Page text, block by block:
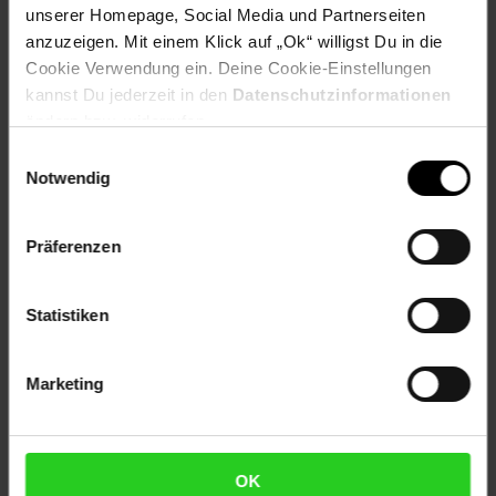
unserer Homepage, Social Media und Partnerseiten
anzuzeigen. Mit einem Klick auf „Ok“ willigst Du in die
Cookie Verwendung ein. Deine Cookie-Einstellungen
kannst Du jederzeit in den Datenschutzinformationen
Notwendig
Präferenzen
Statistiken
Marketing
OK
EAN: 4260213361039
Artikel gehört zur Kategorie:Wand-Leuchten
Fußzeile
Weitere Online-Angebote
Netto Reisen TV-Shop Weinwelt